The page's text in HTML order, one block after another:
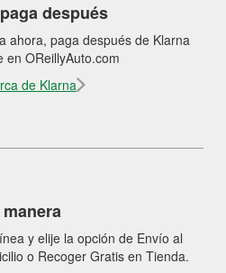
después
ahora, paga después de Klarna
en OReillyAuto.com
de Klarna
y elije la opción de Envío al
o Recoger Gratis en Tienda.